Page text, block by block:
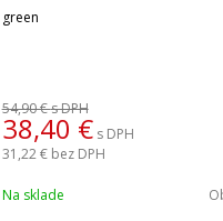
green
54,90 €s DPH
38,40 € s DPH
31,22 € bez DPH
Na sklade